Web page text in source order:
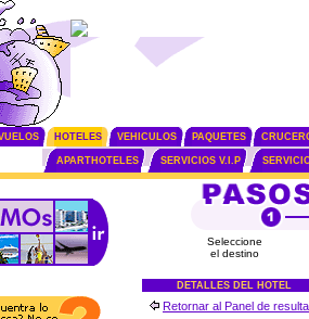
HOTELES VEHICULOS PAQUETES
APARTHOTELES SERVICIOS V.I.P
Seleccione
el destino
DETALLES DEL HOTEL
Retornar al Panel de